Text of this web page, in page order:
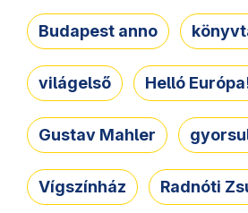
Budapest anno
világelső Helló
Gustav Mahler
Vígszínház Radnóti